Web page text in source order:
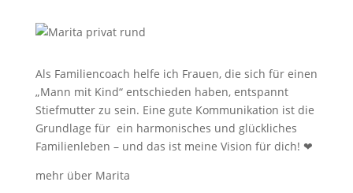
Als Familiencoach helfe ich Frauen, die sich für einen
„Mann mit Kind“ entschieden haben, entspannt
Stiefmutter zu sein. Eine gute Kommunikation ist die
Grundlage für ein harmonisches und glückliches
Familienleben – und das ist meine Vision für dich! ❤
mehr über Marita